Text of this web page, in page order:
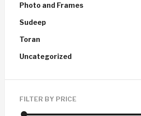
Photo and Frames
Sudeep
Toran
Uncategorized
FILTER BY PRICE